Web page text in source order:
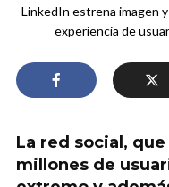
LinkedIn estrena imagen
experiencia de
La red social,
millones de